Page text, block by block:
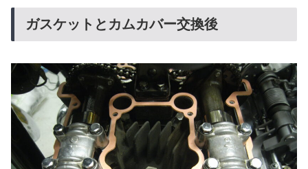
ガスケットとカムカバー交換後